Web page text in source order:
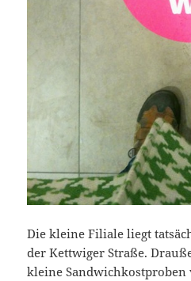
Die kleine Filiale liegt
der Kettwiger Straße.
kleine